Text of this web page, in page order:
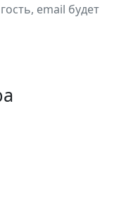
email будет